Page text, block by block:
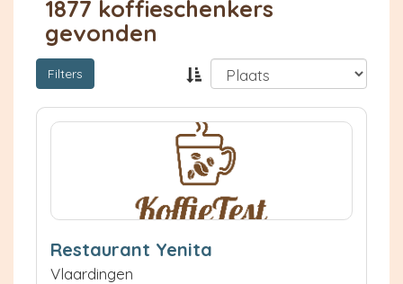
1877 koffieschenkers
gevonden
Filters
Restaurant Yenita
Vlaardingen